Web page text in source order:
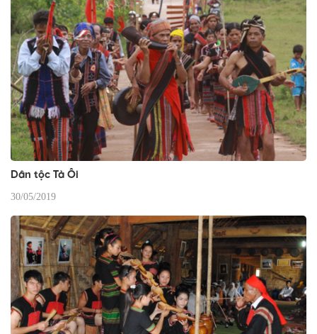
Dân tộc Tà Ôi
30/05/2019